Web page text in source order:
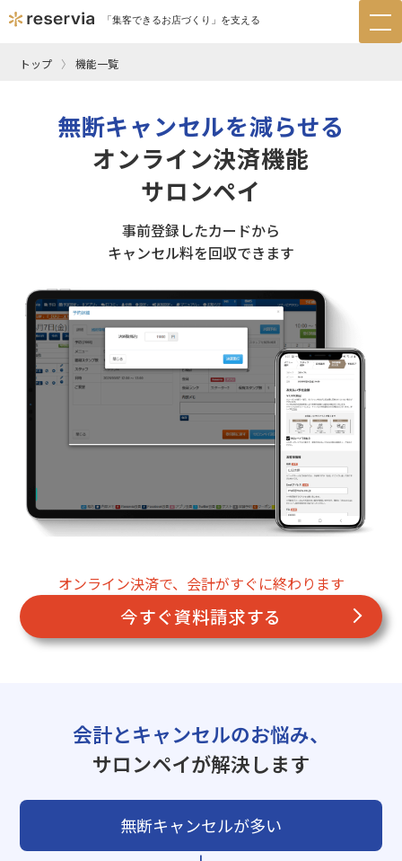
「集客できるお店づくり」を支える
トップ 機能一覧
無断キャンセルを減らせる
オンライン決済機能
サロンペイ
事前登録したカードから
キャンセル料を回収できます
オンライン決済で、会計がすぐに終わります
今すぐ資料請求する
会計とキャンセルのお悩み、
サロンペイが解決します
無断キャンセルが多い